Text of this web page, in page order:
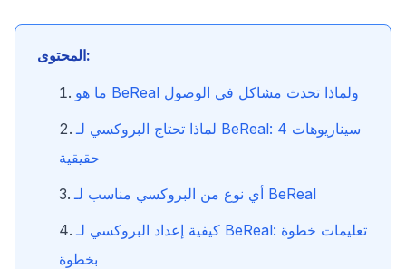
المحتوى:
ما هو BeReal ولماذا تحدث مشاكل في الوصول
لماذا تحتاج البروكسي لـ BeReal: 4 سيناريوهات
حقيقية
أي نوع من البروكسي مناسب لـ BeReal
كيفية إعداد البروكسي لـ BeReal: تعليمات خطوة
بخطوة